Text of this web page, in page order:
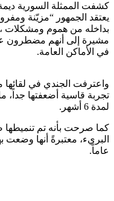
كشفت الممثلة السورية
يعتقد الجمهور “مزيّنة
بداخله من هموم ومشكلات
مشيرة إلى أنهم مضطرون
في الأماكن العامة.
واعترفت الجندي في لقائها
تجربة قاسية أضعفتها جداً،
لمدة 6 أشهر.
كما صرحت بأنه تم تنميطها
عاماً.